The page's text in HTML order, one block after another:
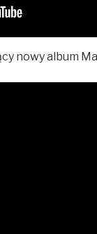
nowy album